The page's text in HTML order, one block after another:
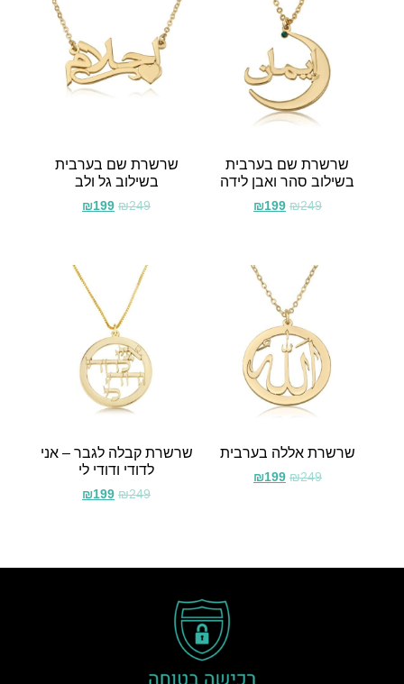
שרשרת שם בערבית
בשילוב סהר ואבן לידה
₪249
₪199
שרשרת שם בערבית
בשילוב גל ולב
₪249
₪199
שרשרת אללה בערבית
₪249
₪199
שרשרת קבלה לגבר – אני
לדודי ודודי לי
₪249
₪199